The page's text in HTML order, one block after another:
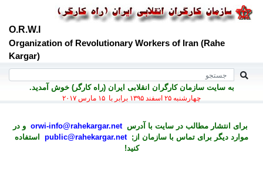
O.R.W.I
Organization of Revolutionary Workers of Iran (Rahe
Kargar)
به سايت سازمان کارگران انقلابی ايران (راه کارگر) خوش آمديد.
چهارشنبه ۲۵ اسفند ۱۳۹۵ برابر با ۱۵ مارس ۲۰۱۷
برای انتشار مطالب در سايت با آدرسorwi-info@rahekargar.net و در
موارد ديگر برای تماس با سازمان از;public@rahekargar.net
استفاده
کنید!